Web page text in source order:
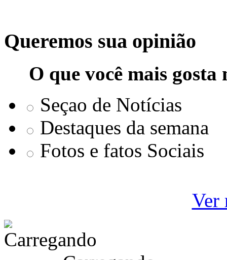
Queremos sua opinião
O que você mais
Seçao de Notícias
Destaques da semana
Fotos e fatos Sociais
Ver